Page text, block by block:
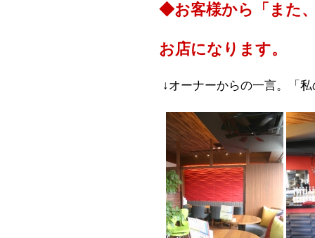
◆お客様から「また
お店になります。
↓オーナーからの一言。「